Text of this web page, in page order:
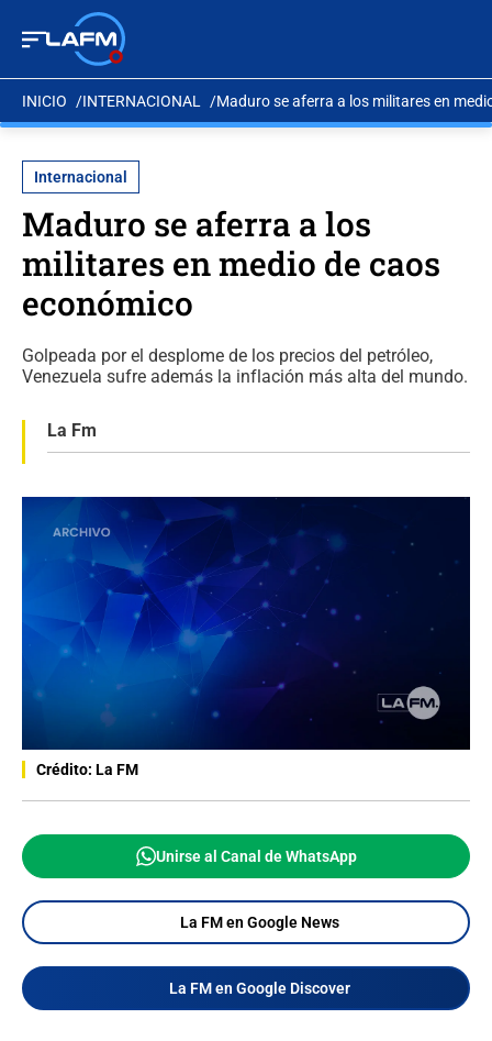
INICIO INTERNACIONAL Maduro se aferra a los militares en
Internacional
Maduro se aferra a los
militares en medio de caos
económico
Golpeada por el desplome de los precios del petróleo,
Venezuela sufre además la inflación más alta del mundo.
La Fm
Crédito: La FM
Unirse al Canal de WhatsApp
La FM en Google News
La FM en Google Discover